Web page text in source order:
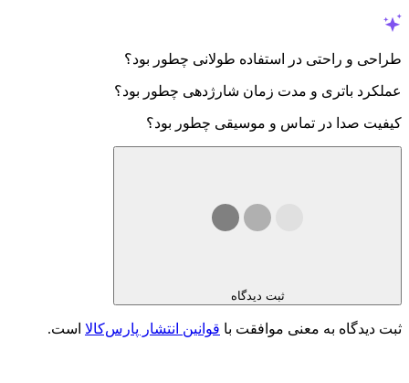
طراحی و راحتی در استفاده طولانی چطور بود؟
عملکرد باتری و مدت زمان شارژدهی چطور بود؟
کیفیت صدا در تماس و موسیقی چطور بود؟
ثبت دیدگاه
ثبت دیدگاه به معنی موافقت با قوانین انتشار پارس‌کالا است.